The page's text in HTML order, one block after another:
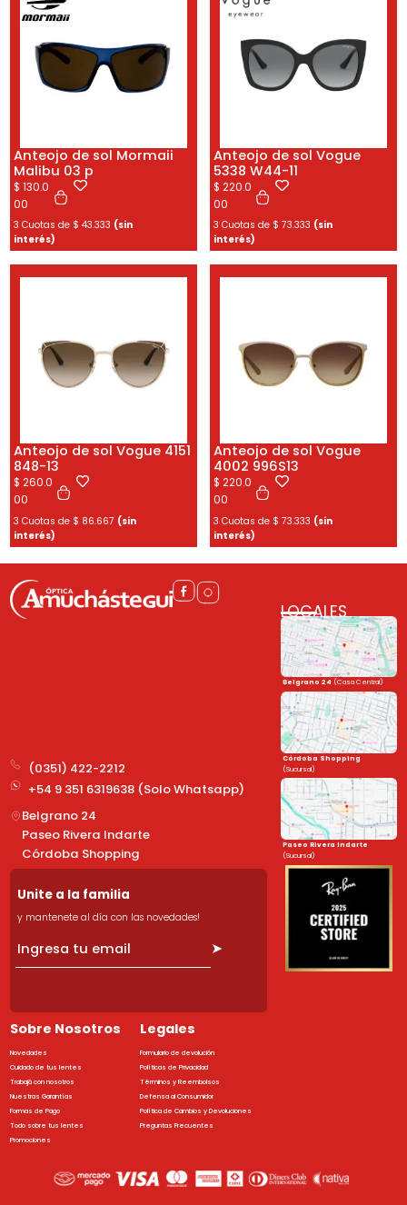
Anteojo de sol Mormaii
Malibu 03 p
$ 130.0
00
3 Cuotas de $ 43.333 (sin
interés)
Anteojo de sol Vogue
5338 W44-11
$ 220.0
00
3 Cuotas de $ 73.333 (sin
interés)
Anteojo de sol Vogue 4151
848-13
$ 260.0
00
3 Cuotas de $ 86.667 (sin
interés)
Anteojo de sol Vogue
4002 996S13
$ 220.0
00
3 Cuotas de $ 73.333 (sin
interés)
(0351) 422-2212
+54 9 351 6319638 (Solo Whatsapp)
Belgrano 24
Paseo Rivera Indarte
Córdoba Shopping
Unite a la familia
y mantenete al día con las novedades!
➤
Sobre Nosotros
Novedades
Cuidado de tus lentes
Trabajá con nosotros
Nuestras Garantías
Formas de Pago
Todo sobre tus lentes
Promociones
Legales
Formulario de devolución
Políticas de Privacidad
Términos y Reembolsos
Defensa al Consumidor
Política de Cambios y Devoluciones
Preguntas Frecuentes
LOCALES
Belgrano 24 (Casa Central)
Córdoba Shopping
(Sucursal)
Paseo Rivera Indarte
(Sucursal)